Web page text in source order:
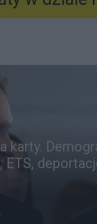
karty.
ETS,